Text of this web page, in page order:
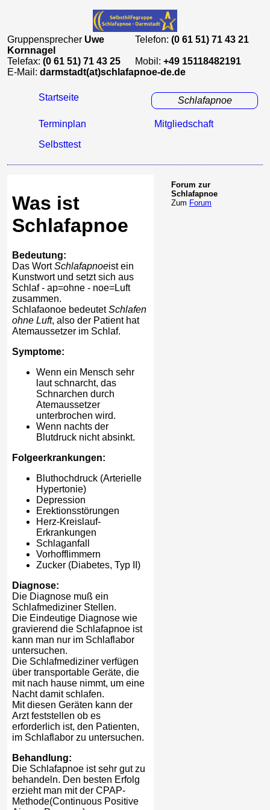
Gruppensprecher Uwe
Kornnagel
Telefon: (0 61 51) 71 43 21
Telefax: (0 61 51) 71 43 25 Mobil: +49 15118482191
E-Mail: darmstadt(at)schlafapnoe-de.de
Startseite Schlafapnoe
Terminplan
Mitgliedschaft
Selbsttest
Was ist
Schlafapnoe
Bedeutung:
Das WortSchlafapnoeist ein
Kunstwort und setzt sich aus
Schlaf - ap=ohne - noe=Luft
zusammen.
Schlafaonoe bedeutetSchlafen
ohne Luft, also der Patient hat
Atemaussetzer im Schlaf.
Symptome:
Wenn ein Mensch sehr
laut schnarcht, das
Schnarchen durch
Atemaussetzer
unterbrochen wird.
Wenn nachts der
Blutdruck nicht absinkt.
Folgeerkrankungen:
Bluthochdruck (Arterielle
Hypertonie)
Depression
Erektionsstörungen
Herz-Kreislauf-
Erkrankungen
Schlaganfall
Vorhofflimmern
Zucker (Diabetes, Typ II)
Diagnose:
Die Diagnose muß ein
Schlafmediziner Stellen.
Die Eindeutige Diagnose wie
gravierend die Schlafapnoe ist
kann man nur im Schlaflabor
untersuchen.
Die Schlafmediziner verfügen
über transportable Geräte, die
mit nach hause nimmt, um eine
Nacht damit schlafen.
Mit diesen Geräten kann der
Arzt feststellen ob es
erforderlich ist, den Patienten,
im Schlaflabor zu untersuchen.
Behandlung:
Die Schlafapnoe ist sehr gut zu
behandeln. Den besten Erfolg
erzieht man mit der CPAP-
Methode(Continuous Positive
Forum zur
Schlafapnoe
Zum Forum